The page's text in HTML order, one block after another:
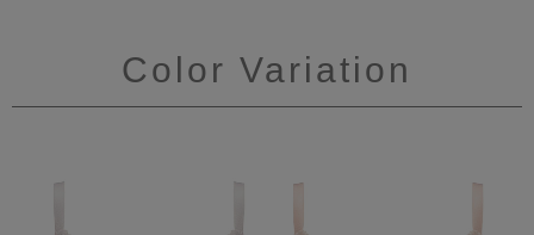
Color Variation